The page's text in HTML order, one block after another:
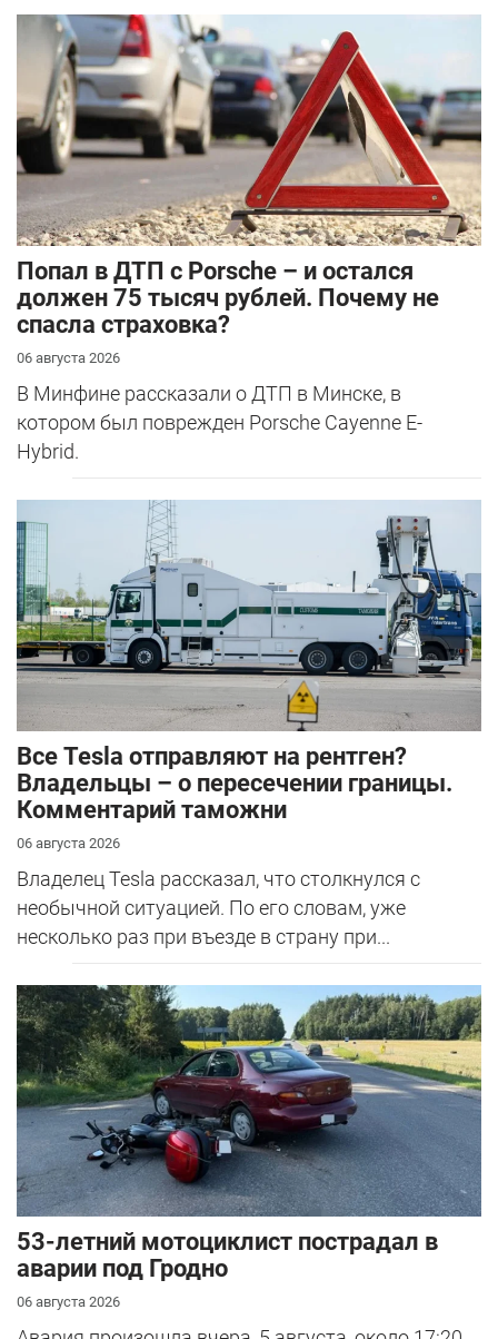
​Попал в ДТП с Porsche – и остался
должен 75 тысяч рублей. Почему не
спасла страховка?
06 августа 2026
В Минфине рассказали о ДТП в Минске, в
котором был поврежден Porsche Cayenne E-
Hybrid.
Все Tesla отправляют на рентген?
Владельцы – о пересечении границы.
Комментарий таможни
06 августа 2026
Владелец Tesla рассказал, что столкнулся с
необычной ситуацией. По его словам, уже
несколько раз при въезде в страну при...
53-летний мотоциклист пострадал в
аварии под Гродно
06 августа 2026